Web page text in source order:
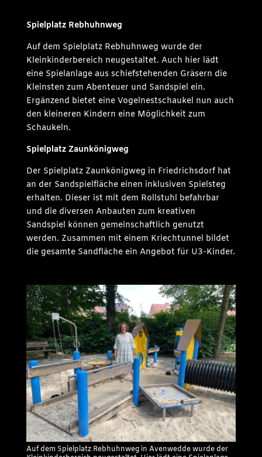
Spielplatz Rebhuhnweg
Auf dem Spielplatz Rebhuhnweg wurde der
Kleinkinderbereich neugestaltet. Auch hier lädt
eine Spielanlage aus schiefstehenden Gräsern die
Kleinsten zum Abenteuer und Sandspiel ein.
Ergänzend bietet eine Vogelnestschaukel nun auch
den kleineren Kindern eine Möglichkeit zum
Schaukeln.
Spielplatz Zaunkönigweg
Der Spielplatz Zaunkönigweg in Friedrichsdorf hat
an der Sandspielfläche einen inklusiven Spielsteg
erhalten. Dieser ist mit dem Rollstuhl befahrbar
und die diversen Anbauten zum kreativen
Sandspiel können gemeinschaftlich genutzt
werden. Zusammen mit einem Kriechtunnel bildet
die gesamte Sandfläche ein Angebot für U3-Kinder.
Auf dem Spielplatz Rebhuhnweg in Avenwedde wurde der